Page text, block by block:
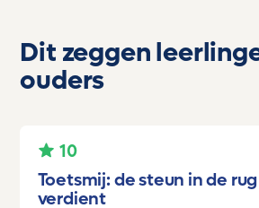
Dit zeggen
ouders
10
Toetsmij: de steun in de
verdient